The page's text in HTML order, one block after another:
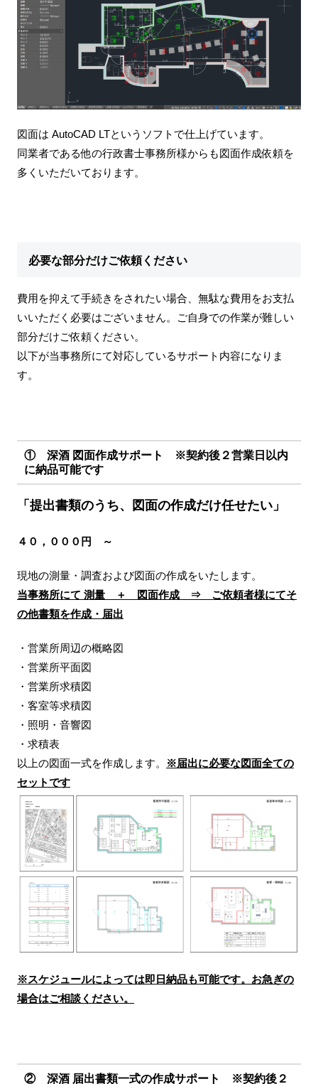
図面は AutoCAD LTというソフトで仕上げています。
同業者である他の行政書士事務所様からも図面作成依頼を
多くいただいております。
必要な部分だけご依頼ください
費用を抑えて手続きをされたい場合、無駄な費用をお支払
いいただく必要はございません。ご自身での作業が難しい
部分だけご依頼ください。
以下が当事務所にて対応しているサポート内容になりま
す。
① 深酒 図面作成サポート ※契約後２営業日以内
に納品可能です
「提出書類のうち、図面の作成だけ任せたい」
４０，０００円 ～
現地の測量・調査および図面の作成をいたします。
当事務所にて 測量 ＋ 図面作成 ⇒ ご依頼者様にてそ
の他書類を作成・届出
・営業所周辺の概略図
・営業所平面図
・営業所求積図
・客室等求積図
・照明・音響図
・求積表
以上の図面一式を作成します。
※届出に必要な図面全ての
セットです
※スケジュールによっては即日納品も可能です。お急ぎの
場合はご相談ください。
② 深酒 届出書類一式の作成サポート ※契約後２